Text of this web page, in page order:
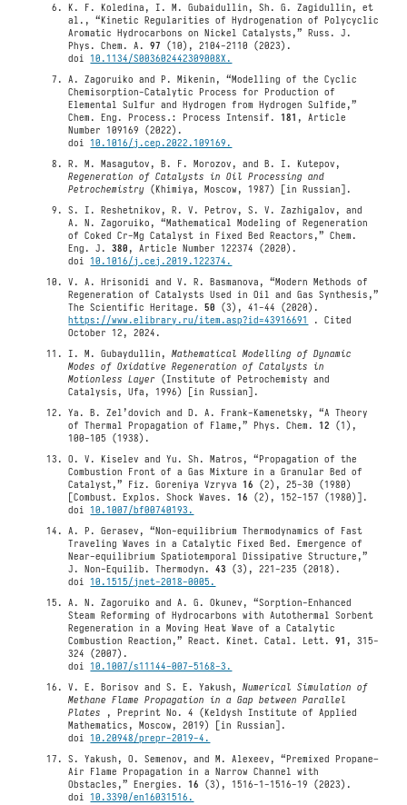
K. F. Koledina, I. M. Gubaidullin, Sh. G. Zagidullin, et
al., “Kinetic Regularities of Hydrogenation of Polycyclic
Aromatic Hydrocarbons on Nickel Catalysts,” Russ. J.
Phys. Chem. A.97 (10), 2104-2110 (2023).
doi10.1134/S003602442309008X.
A. Zagoruiko and P. Mikenin, “Modelling of the Cyclic
Chemisorption-Catalytic Process for Production of
Elemental Sulfur and Hydrogen from Hydrogen Sulfide,”
Chem. Eng. Process.: Process Intensif.181 , Article
Number 109169 (2022).
doi10.1016/j.cep.2022.109169.
R. M. Masagutov, B. F. Morozov, and B. I. Kutepov,
Regeneration of Catalysts in Oil Processing and
Petrochemistry (Khimiya, Moscow, 1987) [in Russian].
S. I. Reshetnikov, R. V. Petrov, S. V. Zazhigalov, and
A. N. Zagoruiko, “Mathematical Modeling of Regeneration
of Coked Cr-Mg Catalyst in Fixed Bed Reactors,” Chem.
Eng. J.380 , Article Number 122374 (2020).
doi10.1016/j.cej.2019.122374.
V. A. Hrisonidi and V. R. Basmanova, “Modern Methods of
Regeneration of Catalysts Used in Oil and Gas Synthesis,”
The Scientific Heritage.50 (3), 41-44 (2020).
https://www.elibrary.ru/item.asp?id=43916691
. Cited
October 12, 2024.
I. M. Gubaydullin,Mathematical Modelling of Dynamic
Modes of Oxidative Regeneration of Catalysts in
Motionless Layer (Institute of Petrochemisty and
Catalysis, Ufa, 1996) [in Russian].
Ya. B. Zel’dovich and D. A. Frank-Kamenetsky, “A Theory
of Thermal Propagation of Flame,” Phys. Chem.12 (1),
100-105 (1938).
O. V. Kiselev and Yu. Sh. Matros, “Propagation of the
Combustion Front of a Gas Mixture in a Granular Bed of
Catalyst,” Fiz. Goreniya Vzryva16 (2), 25-30 (1980)
[Combust. Explos. Shock Waves.16 (2), 152-157 (1980)].
doi10.1007/bf00740193.
A. P. Gerasev, “Non-equilibrium Thermodynamics of Fast
Traveling Waves in a Catalytic Fixed Bed. Emergence of
Near-equilibrium Spatiotemporal Dissipative Structure,”
J. Non-Equilib. Thermodyn.43 (3), 221-235 (2018).
doi10.1515/jnet-2018-0005.
A. N. Zagoruiko and A. G. Okunev, “Sorption-Enhanced
Steam Reforming of Hydrocarbons with Autothermal Sorbent
Regeneration in a Moving Heat Wave of a Catalytic
Combustion Reaction,” React. Kinet. Catal. Lett.91 , 315-
324 (2007).
doi10.1007/s11144-007-5168-3.
V. E. Borisov and S. E. Yakush,Numerical Simulation of
Methane Flame Propagation in a Gap between Parallel
Plates
, Preprint No. 4 (Keldysh Institute of Applied
Mathematics, Moscow, 2019) [in Russian].
doi10.20948/prepr-2019-4.
S. Yakush, O. Semenov, and M. Alexeev, “Premixed Propane–
Air Flame Propagation in a Narrow Channel with
Obstacles,” Energies.16 (3), 1516-1-1516-19 (2023).
doi10.3390/en16031516.